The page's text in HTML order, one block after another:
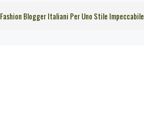
Blogger Italiani Per Uno Stile Impeccabile